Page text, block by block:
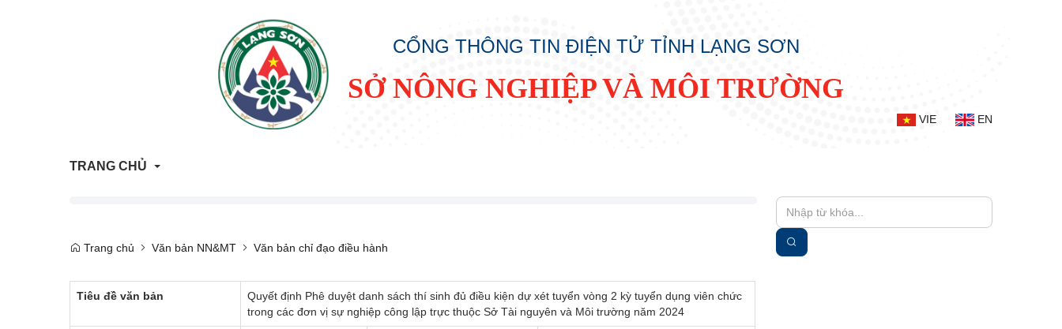
CỔNG THÔNG TIN ĐIỆN TỬ TỈNH LẠNG SƠN
SỞ NÔNG NGHIỆP VÀ MÔI TRƯỜNG
VIE EN
TRANG CHỦ
Trả lời vướng mắc người dân, doanh nghiệp
Trang chủ Văn bản NN&MT Văn bản chỉ đạo điều hành
Tiêu đề văn bản
Quyết định Phê duyệt danh sách thí sinh đủ điều kiện dự xét tuyển vòng 2 kỳ tuyển dụng viên chức
trong các đơn vị sự nghiệp công lập trực thuộc Sở Tài nguyên và Môi trường năm 2024